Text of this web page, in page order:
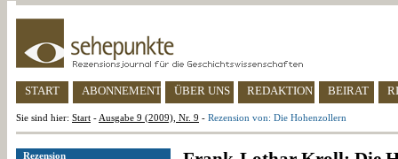
START ABONNEMENT ÜBER UNS REDAKTION BEIRAT
Sie sind hier: Start - Ausgabe 9 (2009), Nr. 9 - Rezension von: Die Hohenzollern
Rezension